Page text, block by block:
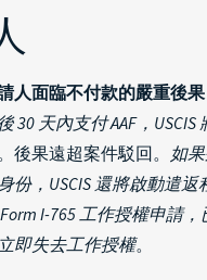
人面臨不付款的嚴重後果
30 天內支付 AAF，
後果遠超案件駁回。
如
份，USCIS 還將啟動遣
I-765 工作授權申請
即失去工作授權。